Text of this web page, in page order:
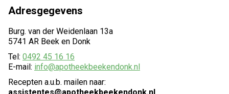
Adresgegevens
Burg. van der Weidenlaan 13a
5741 AR Beek en Donk
Tel: 0492 45 16 16
E-mail: info@apotheekbeekendonk.nl
Recepten a.u.b. mailen naar: